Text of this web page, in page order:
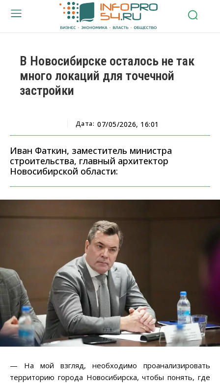
В Новосибирске осталось не так
много локаций для точечной
застройки
Дата: 07/05/2026, 16:01
Иван Фаткин, заместитель министра
строительства, главный архитектор
Новосибирской области:
— На мой взгляд, необходимо проанализировать
территорию города Новосибирска, чтобы понять, где